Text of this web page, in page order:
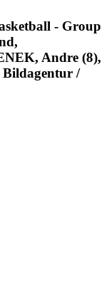
- Group
Andre (8),
/